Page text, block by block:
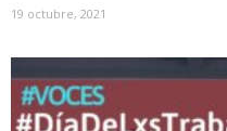
19 octubre, 2021